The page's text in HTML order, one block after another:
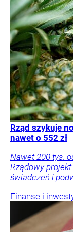
Rząd szykuje
nawet o 552 zł
Nawet 200 tys.
Rządowy
świadczeń i
Finanse i